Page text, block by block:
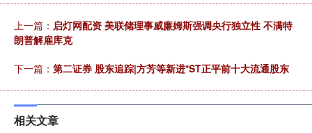
上一篇： 启灯网配资 美联储理事威廉姆斯强调央行独立性 不满特
朗普解雇库克
下一篇： 第二证券 股东追踪|方芳等新进*ST正平前十大流通股东
相关文章